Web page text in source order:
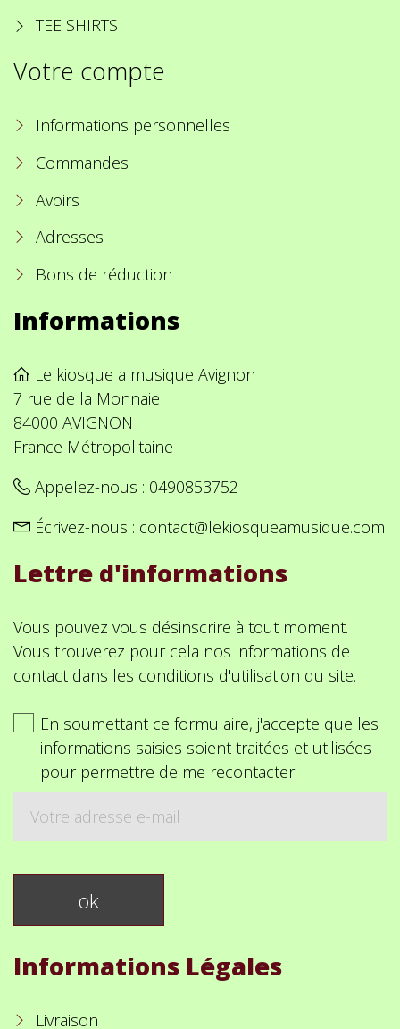
TEE SHIRTS
Votre compte
Informations personnelles
Commandes
Avoirs
Adresses
Bons de réduction
Informations
Le kiosque a musique Avignon
7 rue de la Monnaie
84000 AVIGNON
France Métropolitaine
Appelez-nous : 0490853752
Écrivez-nous : contact@lekiosqueamusique.com
Lettre d'informations
Vous pouvez vous désinscrire à tout moment.
Vous trouverez pour cela nos informations de
contact dans les conditions d'utilisation du site.
En soumettant ce formulaire, j'accepte que les
informations saisies soient traitées et utilisées
pour permettre de me recontacter.
Informations Légales
Livraison